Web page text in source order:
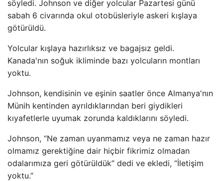
söyledi. Johnson ve diğer yolcular Pazartesi günü
sabah 6 civarında okul otobüsleriyle askeri kışlaya
götürüldü.
Yolcular kışlaya hazırlıksız ve bagajsız geldi.
Kanada'nın soğuk ikliminde bazı yolcuların montları
yoktu.
Johnson, kendisinin ve eşinin saatler önce Almanya'nın
Münih kentinden ayrıldıklarından beri giydikleri
kıyafetlerle uyumak zorunda kaldıklarını söyledi.
Johnson, “Ne zaman uyanmamız veya ne zaman hazır
olmamız gerektiğine dair hiçbir fikrimiz olmadan
odalarımıza geri götürüldük” dedi ve ekledi, “İletişim
yoktu.”